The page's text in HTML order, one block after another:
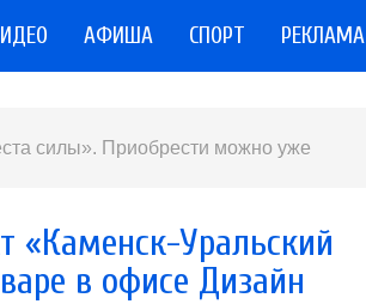
АФИША СПОРТ РЕКЛАМА
силы». Приобрести можно уже
«Каменск-Уральский
в офисе Дизайн